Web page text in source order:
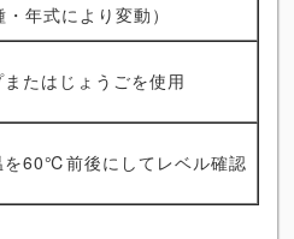
年式により変動）
たはじょうごを使用
を60℃前後にしてレベル確認